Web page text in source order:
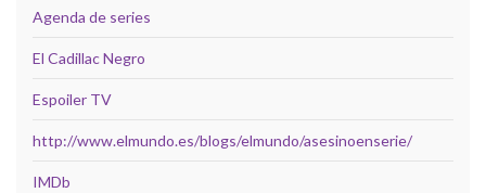
Agenda de series
El Cadillac Negro
Espoiler TV
http://www.elmundo.es/blogs/elmundo/asesinoenserie/
IMDb